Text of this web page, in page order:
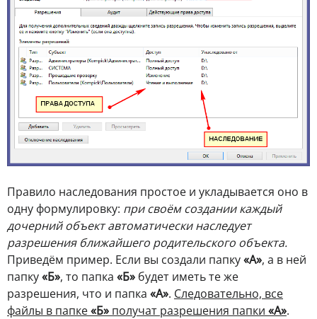
Правило наследования простое и укладывается оно в
одну формулировку: при своём создании каждый
дочерний объект автоматически наследует
разрешения ближайшего родительского объекта.
Приведём пример. Если вы создали папку«А», а в ней
папку«Б», то папка «Б» будет иметь те же
разрешения, что и папка «А». Следовательно, все
файлы в папке«Б» получат разрешения папки «А».